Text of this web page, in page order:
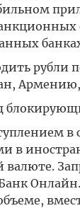
Армению,
в